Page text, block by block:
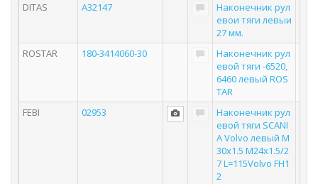
DITAS
A32147
Наконечник рул
евои тяги левыи
27 мм.
ROSTAR
180-3414060-30
Наконечник рул
евой тяги -6520,
6460 левый ROS
TAR
FEBI
02953
Наконечник рул
евой тяги SCANI
A Volvo левый М
30х1.5 М24х1.5/2
7 L=115Volvo FH1
2